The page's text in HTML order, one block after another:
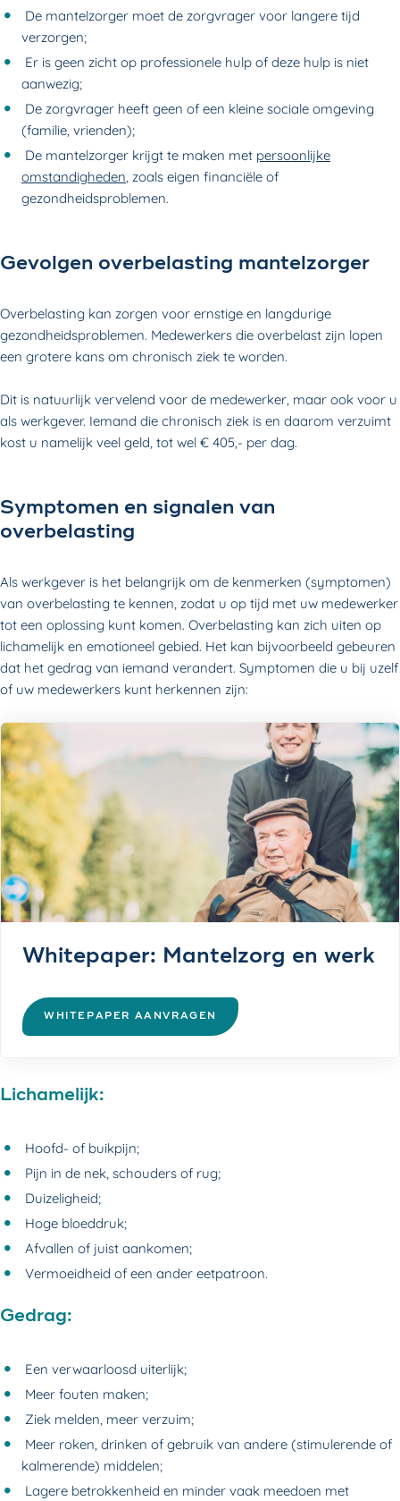
De mantelzorger moet de zorgvrager voor langere tijd
verzorgen;
Er is geen zicht op professionele hulp of deze hulp is niet
aanwezig;
De zorgvrager heeft geen of een kleine sociale omgeving
(familie, vrienden);
De mantelzorger krijgt te maken met persoonlijke
omstandigheden, zoals eigen financiële of
gezondheidsproblemen.
Gevolgen overbelasting mantelzorger
Overbelasting kan zorgen voor ernstige en langdurige
gezondheidsproblemen. Medewerkers die overbelast zijn lopen
een grotere kans om chronisch ziek te worden.
Dit is natuurlijk vervelend voor de medewerker, maar ook voor u
als werkgever. Iemand die chronisch ziek is en daarom verzuimt
kost u namelijk veel geld, tot wel € 405,- per dag.
Symptomen en signalen van
overbelasting
Als werkgever is het belangrijk om de kenmerken (symptomen)
van overbelasting te kennen, zodat u op tijd met uw medewerker
tot een oplossing kunt komen. Overbelasting kan zich uiten op
lichamelijk en emotioneel gebied. Het kan bijvoorbeeld gebeuren
dat het gedrag van iemand verandert. Symptomen die u bij uzelf
of uw medewerkers kunt herkennen zijn:
Whitepaper: Mantelzorg en werk
WHITEPAPER AANVRAGEN
Lichamelijk:
Hoofd- of buikpijn;
Pijn in de nek, schouders of rug;
Duizeligheid;
Hoge bloeddruk;
Afvallen of juist aankomen;
Vermoeidheid of een ander eetpatroon.
Gedrag:
Een verwaarloosd uiterlijk;
Meer fouten maken;
Ziek melden, meer verzuim;
Meer roken, drinken of gebruik van andere (stimulerende of
kalmerende) middelen;
Lagere betrokkenheid en minder vaak meedoen met